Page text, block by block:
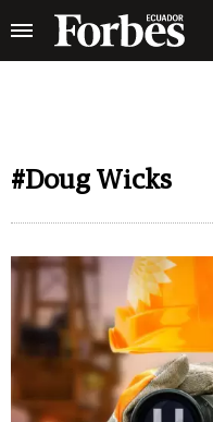
#Doug Wicks